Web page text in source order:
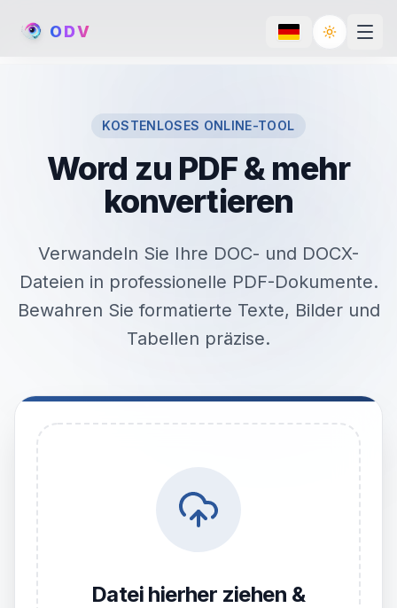
ODV Toggle
KOSTENLOSES ONLINE-TOOL
Word zu PDF & mehr
konvertieren
Verwandeln Sie Ihre DOC- und DOCX-
Dateien in professionelle PDF-Dokumente.
Bewahren Sie formatierte Texte, Bilder und
Tabellen präzise.
Datei hierher ziehen &